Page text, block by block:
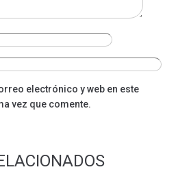
electrónico y web en este
vez que comente.